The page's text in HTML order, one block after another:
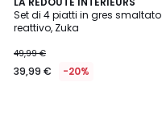
Set di 4 piatti in gres smaltato
reattivo, Zuka
49,99 €
39,99 € -20%